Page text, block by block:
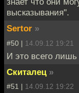
высказывания".
Sertor »
#50 | 14.09.12 19:21
И это всего лишь
Скиталец »
#51 | 14.09.12 19:22